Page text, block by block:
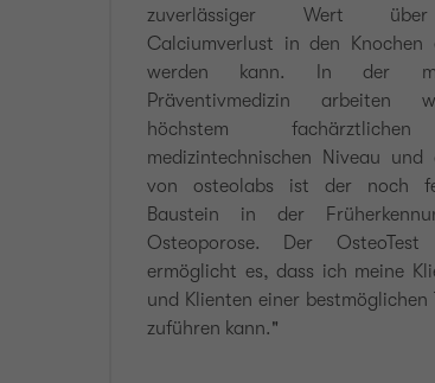
zuverlässiger Wert
Calciumverlust in den Knochen
werden kann. In der
Präventivmedizin arbeiten
höchstem
medizintechnischen Niveau und
von osteolabs ist der noch
Baustein in der
Osteoporose. Der
ermöglicht es, dass ich meine
und Klienten einer bestmöglichen
zuführen kann."